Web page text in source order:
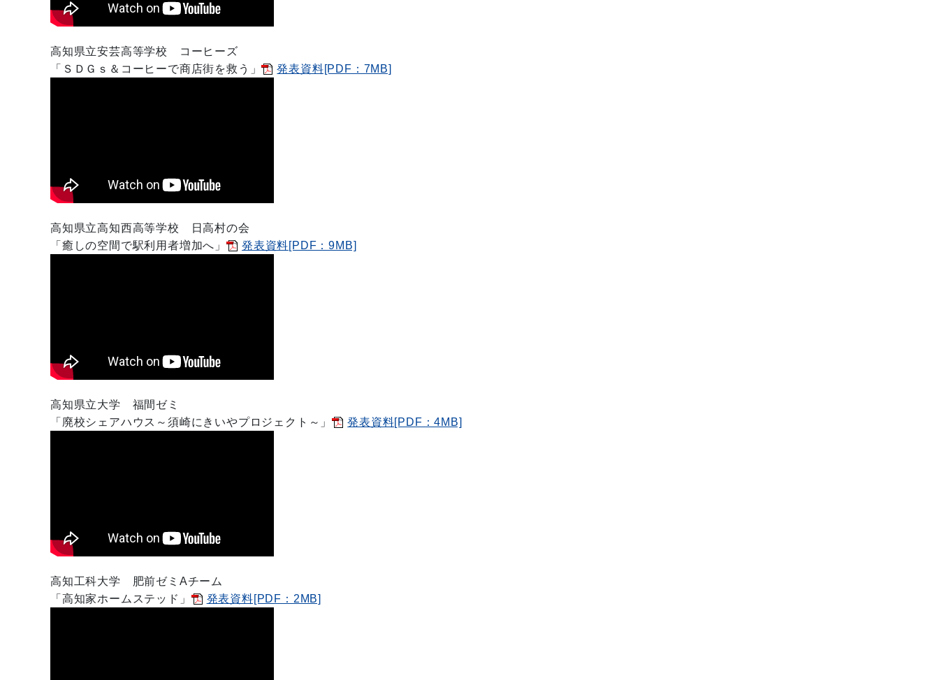
高知県立安芸高等学校
コーヒーズ
「ＳＤＧ ｓ＆コーヒーで商店街を救う 」 発表資料[PDF：7MB]
高知県立高知西高等学校
日高村の会
「 癒しの空間で駅利用者増加へ 」 発表資料[PDF：9MB]
高知県立大学
福間ゼミ
「 廃校シェアハウス～須崎にきいやプロジェクト～ 」 発表資料[PDF：4MB]
高知工科大学
肥前ゼミAチーム
「 高知家ホームステッド 」 発表資料[PDF：2MB]